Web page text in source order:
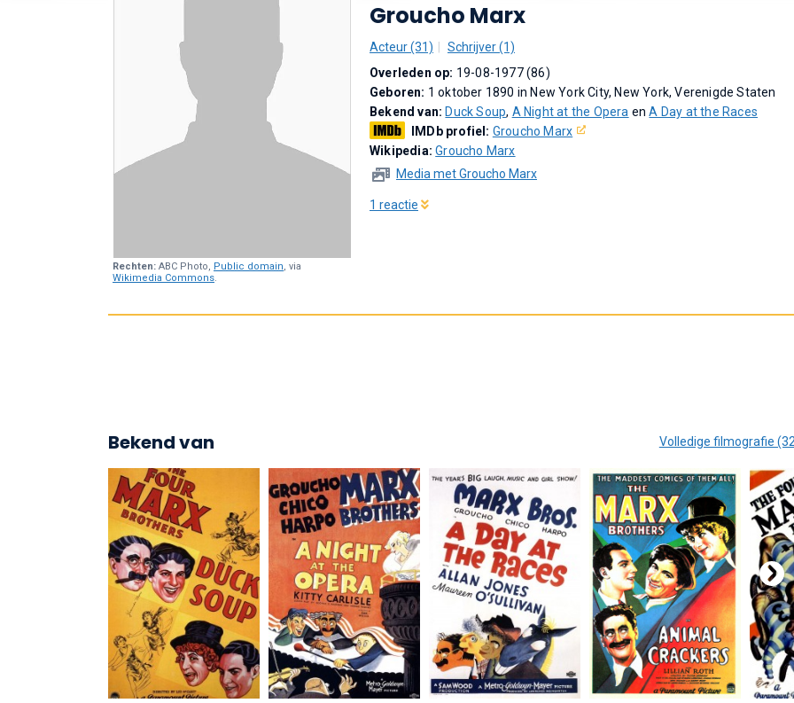
Rechten: ABC Photo, Public domain, via
Wikimedia Commons.
Groucho Marx
Acteur (31)
Schrijver (1)
Overleden op: 19-08-1977 (86)
Geboren: 1 oktober 1890 in New York City, New York, Verenigde Staten
Bekend van: Duck Soup, A Night at the Opera enA Day at the Races
IMDb profiel: Groucho Marx
Wikipedia:Groucho Marx
Media met Groucho Marx
1 reactie
Bekend van Volledige filmografie